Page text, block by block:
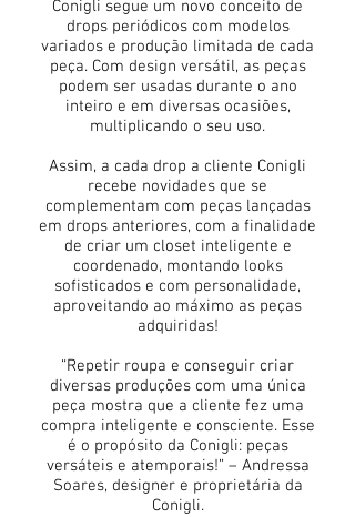
Conigli segue um novo conceito de
drops periódicos com modelos
variados e produção limitada de cada
peça. Com design versátil, as peças
podem ser usadas durante o ano
inteiro e em diversas ocasiões,
multiplicando o seu uso.
Assim, a cada drop a cliente Conigli
recebe novidades que se
complementam com peças lançadas
em drops anteriores, com a finalidade
de criar um closet inteligente e
coordenado, montando looks
sofisticados e com personalidade,
aproveitando ao máximo as peças
adquiridas!
“Repetir roupa e conseguir criar
diversas produções com uma única
peça mostra que a cliente fez uma
compra inteligente e consciente. Esse
é o propósito da Conigli: peças
versáteis e atemporais!” – Andressa
Soares, designer e proprietária da
Conigli.